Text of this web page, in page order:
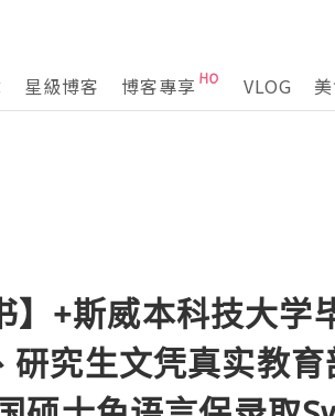
星級博客 博客專享 VLOG
】+斯威本科技大学
研究生文凭真实教